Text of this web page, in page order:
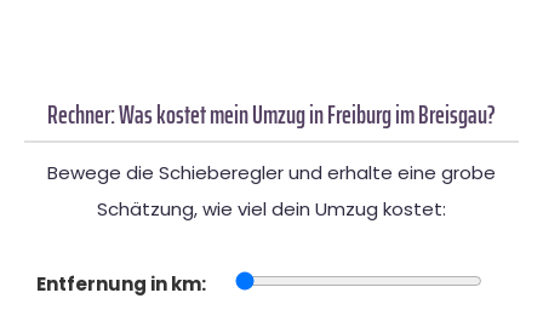
Rechner: Was kostet mein Umzug in Freiburg im Breisgau?
Bewege die Schieberegler und erhalte eine grobe
Schätzung, wie viel dein Umzug kostet:
Entfernung in km: